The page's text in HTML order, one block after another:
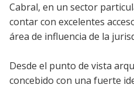
Cabral, en un sector
contar con excelentes
área de influencia de la
Desde el punto de vista
concebido con una fuerte